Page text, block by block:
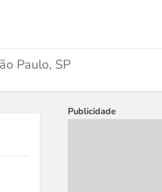
Paulo, SP
Publicidade